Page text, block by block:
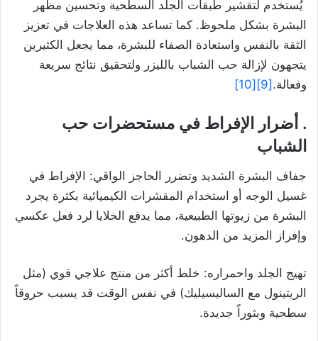
يُستخدم لتقشير طبقات الجلد السطحية وتحسين مظهر
البشرة بشكل ملحوظ. كما تساعد هذه العلاجات في تعزيز
الثقة بالنفس واستعادة الصفاء للبشرة، مما يجعل الكثيرين
يتجهون لإزالة حب الشباب بالليزر ولتحقيق نتائج سريعة
وفعالة. [9]
[10]
. أضرار الإفراط في مستحضرات حب
الشباب
جفاف البشرة الشديد وتضرر الحاجز الواقي: الإفراط في
غسيل الوجه أو استخدام المقشرات الكيميائية بكثرة يجرد
البشرة من زيوتها الطبيعية، مما يدفع الخلايا لرد فعل عكسي
وإفراز المزيد من الدهون.
تهيج الجلد واحمراره: خلط أكثر من منتج علاجي قوي (مثل
الريتينول مع الساليسيليك) في نفس الوقت قد يسبب حروقاً
سطحية وبثوراً جديدة.